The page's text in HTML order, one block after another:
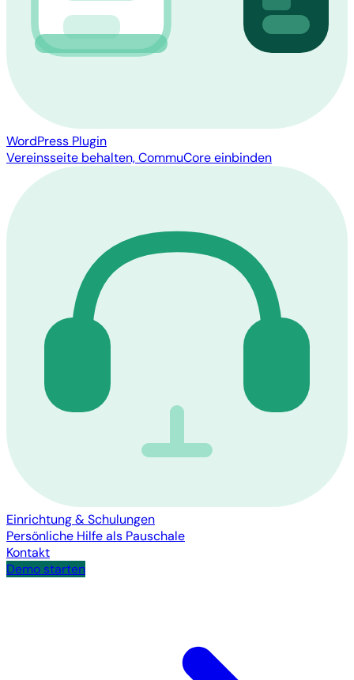
WordPress Plugin
Vereinsseite behalten, CommuCore einbinden
Einrichtung & Schulungen
Persönliche Hilfe als Pauschale
Kontakt
Demo starten